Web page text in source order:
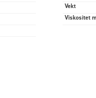
eksempel for å levere giftige
Vekt
Viskositet